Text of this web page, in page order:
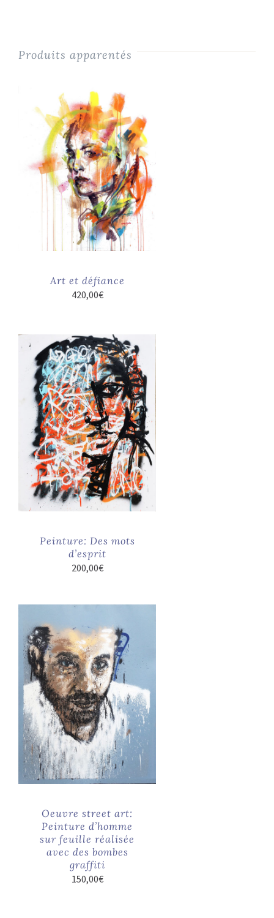
Produits apparentés
Art et défiance
420,00€
Peinture: Des mots
d’esprit
200,00€
Oeuvre street art:
Peinture d’homme
sur feuille réalisée
avec des bombes
graffiti
150,00€